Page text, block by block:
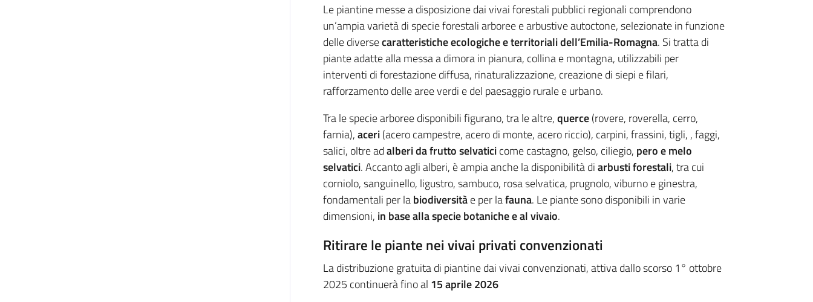
Le piantine messe a disposizione dai vivai forestali pubblici regionali comprendono
un’ampia varietà di specie forestali arboree e arbustive autoctone, selezionate in funzione
delle diversecaratteristiche ecologiche e territoriali dell’Emilia-Romagna. Si tratta di
piante adatte alla messa a dimora in pianura, collina e montagna, utilizzabili per
interventi di forestazione diffusa, rinaturalizzazione, creazione di siepi e filari,
rafforzamento delle aree verdi e del paesaggio rurale e urbano.
Tra le specie arboree disponibili figurano, tra le altre,querce(rovere, roverella, cerro,
farnia),aceri(acero campestre, acero di monte, acero riccio), carpini, frassini, tigli, , faggi,
salici, oltre adalberi da frutto selvaticicome castagno, gelso, ciliegio, pero e melo
selvatici. Accanto agli alberi, è ampia anche la disponibilità diarbusti forestali, tra cui
corniolo, sanguinello, ligustro, sambuco, rosa selvatica, prugnolo, viburno e ginestra,
fondamentali per labiodiversitàe per lafauna. Le piante sono disponibili in varie
dimensioni, in base alla specie botaniche e al vivaio.
Ritirare le piante nei vivai privati convenzionati
La distribuzione gratuita di piantine dai vivai convenzionati, attiva dallo scorso 1° ottobre
2025 continueràfino al 15 aprile 2026